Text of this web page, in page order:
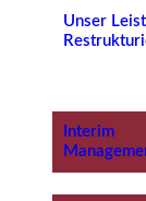
Unser
Interim